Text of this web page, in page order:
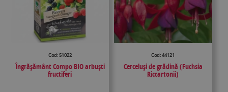
Cod: 51022
Îngrășământ Compo BIO arbuști
fructiferi
Cod: 44121
Cerceluși de grădină (Fuchsia
Riccartonii)